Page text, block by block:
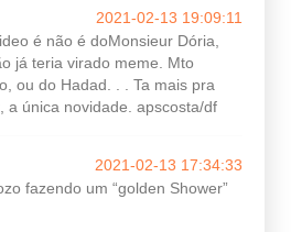
2021-02-13 19:09:11
é não é doMonsieur Dória,
já teria virado meme. Mto
ou do Hadad. . . Ta mais pra
a única novidade. apscosta/df
2021-02-13 17:34:33
fazendo um “golden Shower”